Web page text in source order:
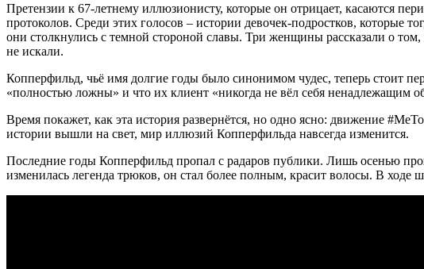
Претензии к 67-летнему иллюзионисту, которые он отрицает, касаются
протоколов. Среди этих голосов – истории девочек-подростков, которые
они столкнулись с темной стороной славы. Три женщины рассказали о
не искали.
Копперфильд, чьё имя долгие годы было синонимом чудес, теперь стоит
«полностью ложны» и что их клиент «никогда не вёл себя ненадлежащим
Время покажет, как эта история развернётся, но одно ясно: движение
истории вышли на свет, мир иллюзий Копперфильда навсегда изменится.
Последние годы Копперфильд пропал с радаров публики. Лишь осенью
изменилась легенда трюков, он стал более полным, красит волосы. В ходе